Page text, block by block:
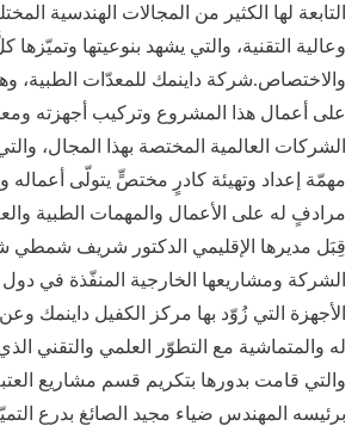
التابعة لها الكثير من المجالات الهندسية
وعالية التقنية، والتي يشهد بنوعيتها وتميّزها
والاختصاص.شركة داينمك للمعدّات الطبية،
على أعمال هذا المشروع وتركيب أجهزته
الشركات العالمية المختصة بهذا المجال،
مهمّة إعداد وتهيئة كادرٍ مختصٍّ يتولّى أعماله
مرادفٍ له على الأعمال والمهمات الطبية
قِبَل مديرها الإقليمي الدكتور شريف
الشركة ومشاريعها الخارجية المنفّذة في
الأجهزة التي زُوّد بها مركز الكفيل داينمك
له والمتماشية مع التطوّر العلمي والتقني
والتي قامت بدورها بتكريم قسم مشاريع
برئيسه المهندس ضياء مجيد الصائغ بدرع